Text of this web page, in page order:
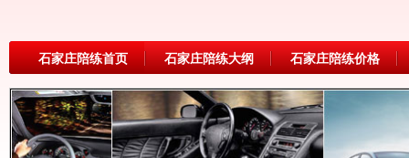
石家庄陪练首页 石家庄陪练大纲 石家庄陪练价格